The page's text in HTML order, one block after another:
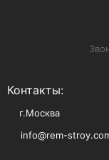
Контакты:
г.Москва
info@rem-